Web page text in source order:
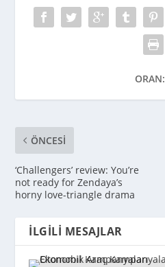
ORAN:
ÖNCESI
‘Challengers’ review: You’re
not ready for Zendaya’s
horny love-triangle drama
İLGILI MESAJLAR